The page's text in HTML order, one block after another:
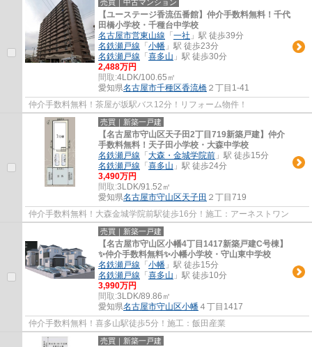
売買｜中古マンション
【ユーステージ香流伍番館】仲介手数料無料！千代
田橋小学校・千種台中学校
名古屋市営東山線 「 一社 」駅 徒歩39分
名鉄瀬戸線 「 小幡 」駅 徒歩23分
名鉄瀬戸線 「 喜多山 」駅 徒歩30分
2,488万円
間取:4LDK/100.65㎡
愛知県名古屋市千種区香流橋 ２丁目1-41
仲介手数料無料！茶屋が坂駅バス12分！リフォーム物件！
売買｜新築一戸建
【名古屋市守山区天子田2丁目719新築戸建】仲介
手数料無料！天子田小学校・大森中学校
名鉄瀬戸線 「 大森・金城学院前 」駅 徒歩15分
名鉄瀬戸線 「 喜多山 」駅 徒歩24分
3,490万円
間取:3LDK/91.52㎡
愛知県名古屋市守山区天子田 ２丁目719
仲介手数料無料！大森金城学院前駅徒歩16分！施工：アーネストワン
売買｜新築一戸建
【名古屋市守山区小幡4丁目1417新築戸建C号棟】
✨️仲介手数料無料✨️小幡小学校・守山東中学校
名鉄瀬戸線 「 小幡 」駅 徒歩15分
名鉄瀬戸線 「 喜多山 」駅 徒歩10分
3,990万円
間取:3LDK/89.86㎡
愛知県名古屋市守山区小幡 ４丁目1417
仲介手数料無料！喜多山駅徒歩5分！施工：飯田産業
売買｜新築一戸建